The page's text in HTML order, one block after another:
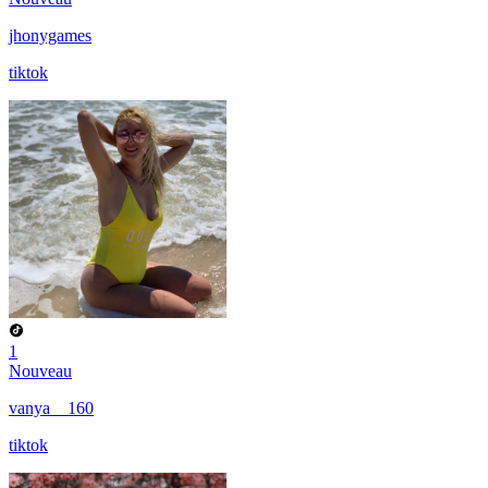
jhonygames
tiktok
1
Nouveau
vanya__160
tiktok